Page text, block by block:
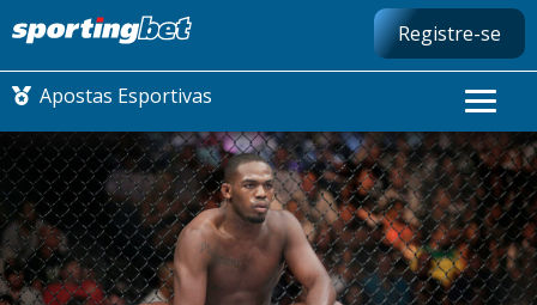
Registre-se
Apostas Esportivas
CONMEBOL LIBERTADORES
FUTEBOL NACIONAL